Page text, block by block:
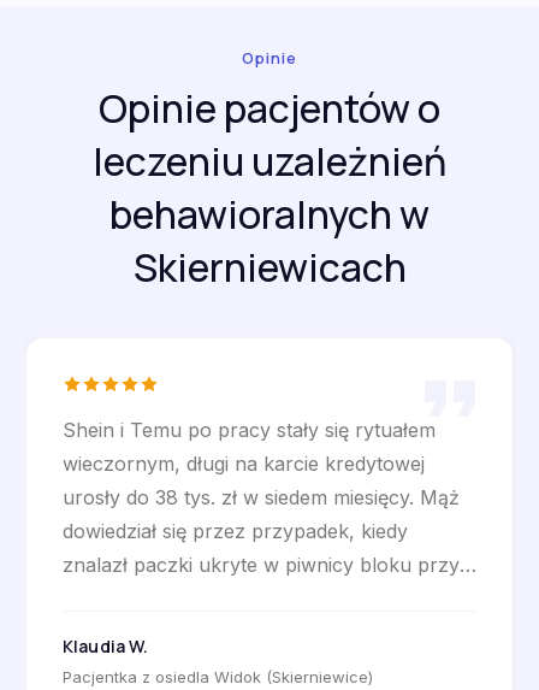
Opinie
Opinie pacjentów o
leczeniu uzależnień
behawioralnych w
Skierniewicach
Shein i Temu po pracy stały się rytuałem
wieczornym, długi na karcie kredytowej
urosły do 38 tys. zł w siedem miesięcy. Mąż
dowiedział się przez przypadek, kiedy
znalazł paczki ukryte w piwnicy bloku przy
karty obniżony do 1500 zł na wniosek u
Klaudia W.
Pacjentka z osiedla Widok (Skierniewice)